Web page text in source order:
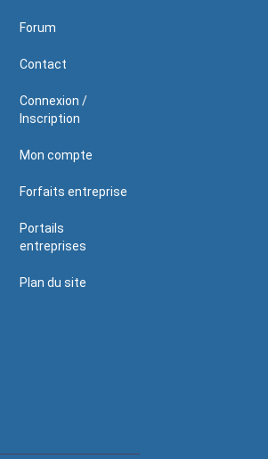
Forum
Contact
Connexion /
Inscription
Mon compte
Forfaits entreprise
Portails
entreprises
Plan du site